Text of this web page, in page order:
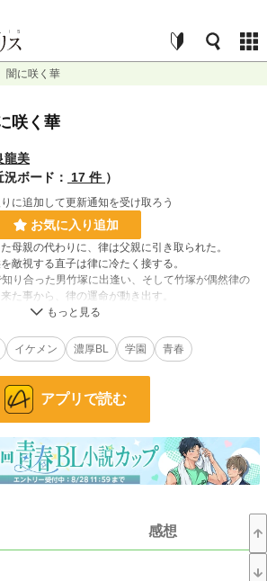
闇に咲く華
咲く華
龍美
況ボード：
17 件 ）
に追加して更新通知を受け取ろう
お気に入り追加
母親の代わりに、律は父親に引き取られた。
敵視する直子は律に冷たく接する。
り合った男竹塚に出逢い、そして竹塚が偶然律の
た事から、律の運命が動き出す。
男、浩一が十年ぶりに目覚め、律の出生の秘密が暴
の想い。
のか。
/ 228,743 件
イケメン 濃厚BL 学園 青春
アプリで読む
感想